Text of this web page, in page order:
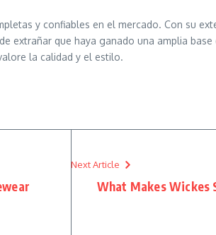
y confiables en el mercado. Con su
que haya ganado una amplia
la calidad y el estilo.
Next Article
What Makes Wickes